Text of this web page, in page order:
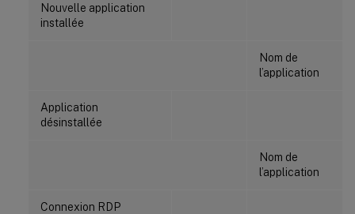
Nouvelle application
installée
Nom de
l’application
Application
désinstallée
Nom de
l’application
Connexion RDP